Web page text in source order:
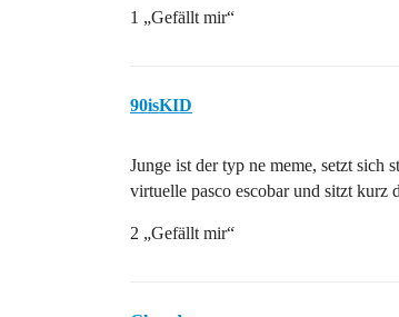
1 „Gefällt mir“
90isKID
Junge ist der typ ne meme, setzt
virtuelle pasco escobar und sitzt
2 „Gefällt mir“